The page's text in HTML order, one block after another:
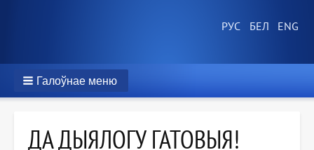
Галоўнае меню
ДА ДЫЯЛОГУ ГАТОВЫЯ!